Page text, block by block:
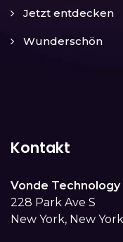
Jetzt entdecken
Wunderschön
Kontakt
Vonde Technology
228 Park Ave S
New York, New